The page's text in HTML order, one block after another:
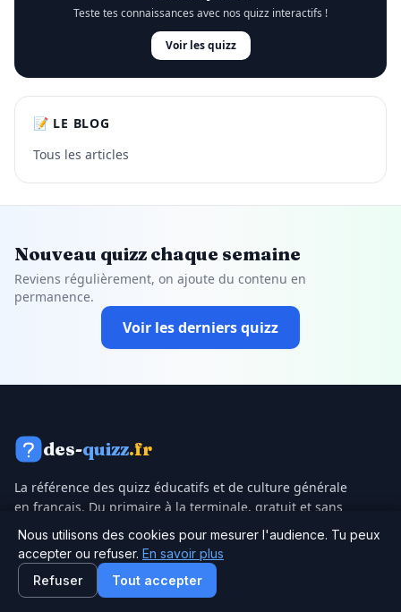
Teste tes connaissances avec nos quizz interactifs !
Voir les quizz
📝 LE BLOG
Tous les articles
Nouveau quizz chaque semaine
Reviens régulièrement, on ajoute du contenu en
permanence.
Voir les derniers quizz
des-quizz.fr
La référence des quizz éducatifs et de culture générale
en français. Du primaire à la terminale, gratuit et sans
inscription.
150+ quizz en ligne
© 2026 des-quizz.fr — Tous droits réservés.
Nous utilisons des cookies pour mesurer l'audience. Tu peux
accepter ou refuser. En savoir plus
Refuser
Tout accepter